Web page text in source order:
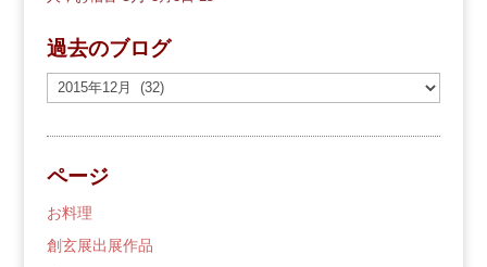
過去のブログ
過
去
の
ロ
グ
ページ
お料理
創玄展出展作品